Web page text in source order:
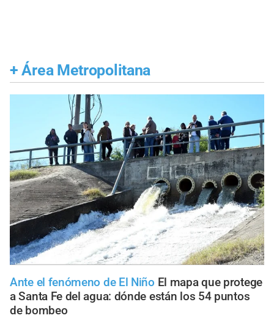
+ Área Metropolitana
Ante el fenómeno de El Niño El mapa que protege
a Santa Fe del agua: dónde están los 54 puntos
de bombeo